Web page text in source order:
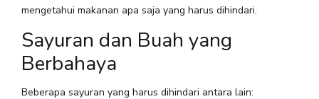
mengetahui makanan apa saja yang harus dihindari.
Sayuran dan Buah yang
Berbahaya
Beberapa sayuran yang harus dihindari antara lain: